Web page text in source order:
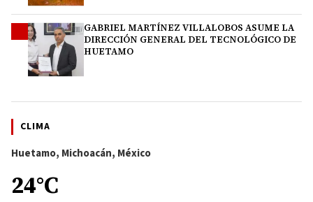
GABRIEL MARTÍNEZ VILLALOBOS ASUME LA
DIRECCIÓN GENERAL DEL TECNOLÓGICO DE
HUETAMO
CLIMA
Huetamo, Michoacán, México
24°C